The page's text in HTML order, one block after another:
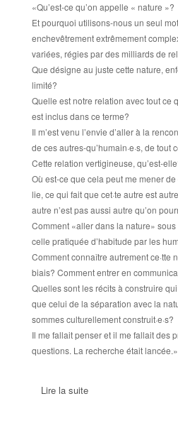
«Qu’est-ce qu’on appelle « nature »?
Et pourquoi utilisons-nous un seul
enchevêtrement extrêmement
variées, régies par des milliards de
Que désigne au juste cette nature,
limité?
Quelle est notre relation avec tout ce
est inclus dans ce terme?
Il m’est venu l’envie d’aller à la
de ces autres-qu’humain·e·s, de tout
Cette relation vertigineuse, qu’est-
Où est-ce que cela peut me mener
lie, ce qui fait que cet·te autre est
autre n’est pas aussi autre qu’on
Comment «aller dans la nature»
celle pratiquée d’habitude par les
Comment connaître autrement ce·tte
biais? Comment entrer en
Quelles sont les récits à construire
que celui de la séparation avec la
sommes culturellement construit·e·s?
Il me fallait penser et il me fallait des
questions. La recherche était lancée.»
Lire la suite